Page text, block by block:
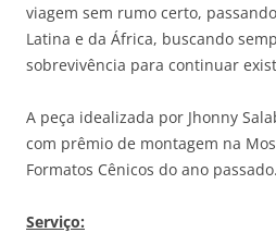
viagem sem rumo certo,
Latina e da África, buscando
sobrevivência para continuar
A peça idealizada por Jhonny
com prêmio de montagem na
Formatos Cênicos do ano passado.
Serviço: